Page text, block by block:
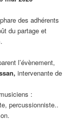
des adhérents
du partage et
l’évènement,
intervenante de
:
percussionniste..